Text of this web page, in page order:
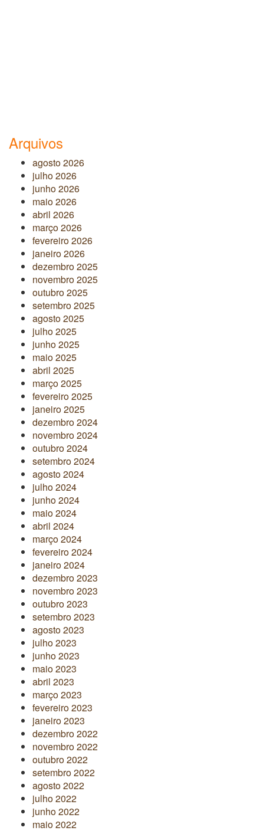
Arquivos
agosto 2026
julho 2026
junho 2026
maio 2026
abril 2026
março 2026
fevereiro 2026
janeiro 2026
dezembro 2025
novembro 2025
outubro 2025
setembro 2025
agosto 2025
julho 2025
junho 2025
maio 2025
abril 2025
março 2025
fevereiro 2025
janeiro 2025
dezembro 2024
novembro 2024
outubro 2024
setembro 2024
agosto 2024
julho 2024
junho 2024
maio 2024
abril 2024
março 2024
fevereiro 2024
janeiro 2024
dezembro 2023
novembro 2023
outubro 2023
setembro 2023
agosto 2023
julho 2023
junho 2023
maio 2023
abril 2023
março 2023
fevereiro 2023
janeiro 2023
dezembro 2022
novembro 2022
outubro 2022
setembro 2022
agosto 2022
julho 2022
junho 2022
maio 2022